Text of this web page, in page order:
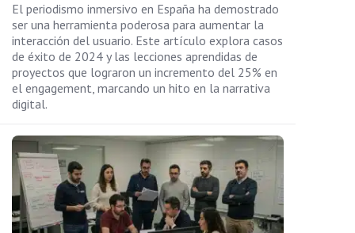
El periodismo inmersivo en España ha demostrado
ser una herramienta poderosa para aumentar la
interacción del usuario. Este artículo explora casos
de éxito de 2024 y las lecciones aprendidas de
proyectos que lograron un incremento del 25% en
el engagement, marcando un hito en la narrativa
digital.